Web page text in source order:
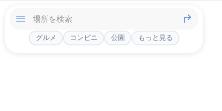
グルメ コンビニ 公園 もっと見る